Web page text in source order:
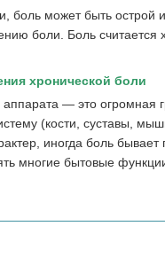
боль может быть
боли. Боль
хронической боли
— это огромная
(кости, суставы,
иногда боль
многие бытовые